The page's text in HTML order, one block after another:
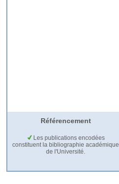
Référencement
Les publications encodées
constituent la bibliographie académique
de l'Université.